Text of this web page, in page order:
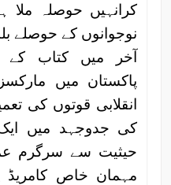
کرانہیں حوصلہ
نوجوانوں کے حوصلے
آخر میں کتاب کے
پاکستان میں
انقلابی قوتوں کی
کی جدوجہد میں ایک
حیثیت سے سرگرم
مہمان خاص